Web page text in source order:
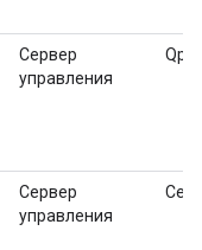
Сервер
управления
Сервер
управления